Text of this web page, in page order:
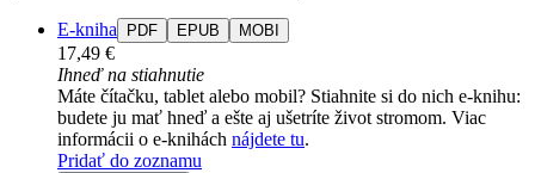
E-kniha PDF EPUB MOBI
17,49 €
Ihneď na stiahnutie
Máte čítačku, tablet alebo mobil? Stiahnite si do nich e-knihu:
budete ju mať hneď a ešte aj ušetríte život stromom. Viac
informácii o e-knihách nájdete tu.
Pridať do zoznamu